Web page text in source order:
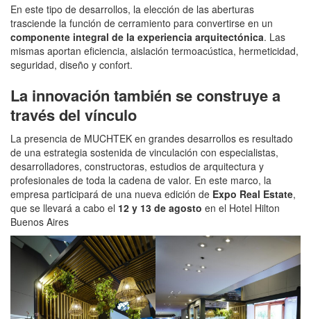
En este tipo de desarrollos, la elección de las aberturas
trasciende la función de cerramiento para convertirse en un
componente integral de la experiencia arquitectónica. Las
mismas aportan eficiencia, aislación termoacústica, hermeticidad,
seguridad, diseño y confort.
La innovación también se construye a
través del vínculo
La presencia de MUCHTEK en grandes desarrollos es resultado
de una estrategia sostenida de vinculación con especialistas,
desarrolladores, constructoras, estudios de arquitectura y
profesionales de toda la cadena de valor. En este marco, la
empresa participará de una nueva edición de Expo Real Estate,
que se llevará a cabo el 12 y 13 de agosto en el Hotel Hilton
Buenos Aires